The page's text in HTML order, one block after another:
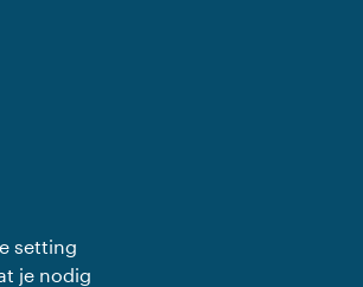
setting
je nodig